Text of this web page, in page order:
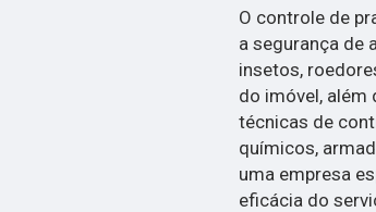
O controle de
a segurança de
insetos,
do imóvel, além
técnicas de
químicos,
uma empresa
eficácia do